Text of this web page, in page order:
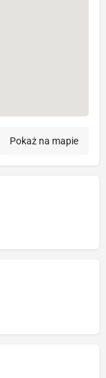
Pokaż na mapie